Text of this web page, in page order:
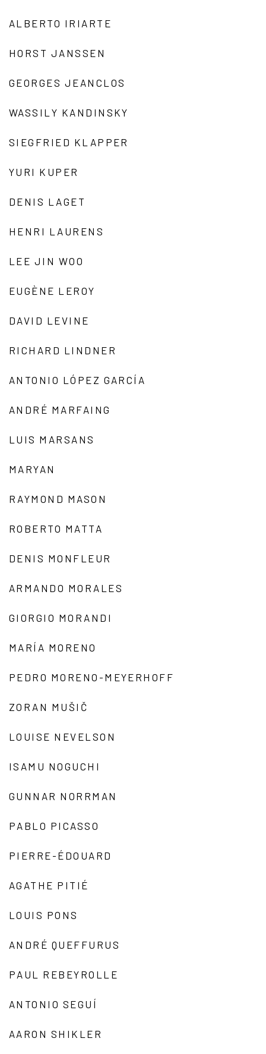
ALBERTO IRIARTE
HORST JANSSEN
GEORGES JEANCLOS
WASSILY KANDINSKY
SIEGFRIED KLAPPER
YURI KUPER
DENIS LAGET
HENRI LAURENS
LEE JIN WOO
EUGÈNE LEROY
DAVID LEVINE
RICHARD LINDNER
ANTONIO LÓPEZ GARCÍA
ANDRÉ MARFAING
LUIS MARSANS
MARYAN
RAYMOND MASON
ROBERTO MATTA
DENIS MONFLEUR
ARMANDO MORALES
GIORGIO MORANDI
MARÍA MORENO
PEDRO MORENO-MEYERHOFF
ZORAN MUŠIČ
LOUISE NEVELSON
ISAMU NOGUCHI
GUNNAR NORRMAN
PABLO PICASSO
PIERRE-ÉDOUARD
AGATHE PITIÉ
LOUIS PONS
ANDRÉ QUEFFURUS
PAUL REBEYROLLE
ANTONIO SEGUÍ
AARON SHIKLER